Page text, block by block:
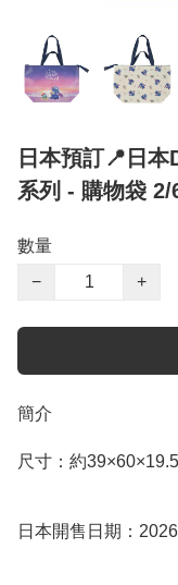
日本預訂📍日
系列 - 購物袋 2/
數量
−
+
簡介
尺寸：約
日本開售日期：